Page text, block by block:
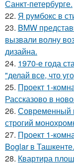
Санкт-петербурге.
22. Я румбокс в
23. BMW
вызвали волну
дизайна.
24. 1970-е года
"делай все, что
25. Проект 1-
Рассказово в
26. Современный
строгий
27. Проект 1-
Boglar в Ташкенте.
28. Квартира